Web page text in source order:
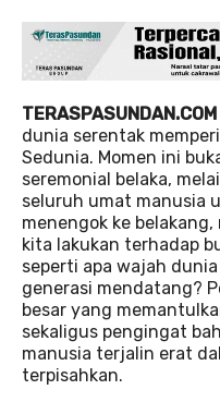
dunia serentak
Sedunia. Momen ini
seremonial belaka,
seluruh umat manusia
menengok ke
kita lakukan terhadap
seperti apa wajah
generasi mendatang?
besar yang
sekaligus pengingat
manusia terjalin erat
terpisahkan.